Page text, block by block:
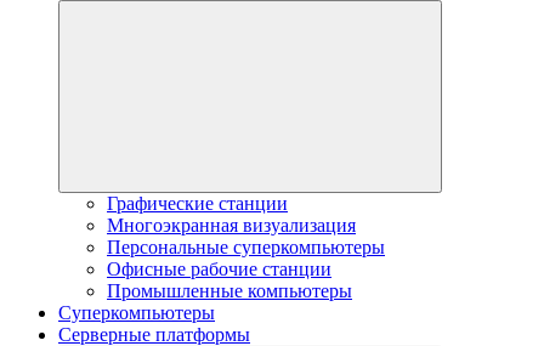
Графические станции
Многоэкранная визуализация
Персональные суперкомпьютеры
Офисные рабочие станции
Промышленные компьютеры
Суперкомпьютеры
Серверные платформы